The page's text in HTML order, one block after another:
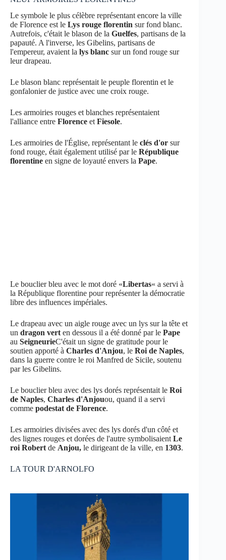
Le symbole le plus célèbre représentant encore la ville
de Florence est le Lys rouge florentin sur fond blanc.
Autrefois, c'était le blason de la Guelfes, partisans de la
papauté. A l'inverse, les Gibelins, partisans de
l'empereur, avaient la lys blanc sur un fond rouge sur
leur drapeau.
Le blason blanc représentait le peuple florentin et le
gonfalonier de justice avec une croix rouge.
Les armoiries rouges et blanches représentaient
l'alliance entre Florence et Fiesole.
Les armoiries de l'Église, représentant le clés d'or sur
fond rouge, était également utilisé par le République
florentine en signe de loyauté envers la Pape.
Le bouclier bleu avec le mot doré «Libertas« a servi à
la République florentine pour représenter la démocratie
libre des influences impériales.
Le drapeau avec un aigle rouge avec un lys sur la tête et
un dragon vert en dessous il a été donné par le Pape
au SeigneurieC'était un signe de gratitude pour le
soutien apporté à Charles d'Anjou, le Roi de Naples,
dans la guerre contre le roi Manfred de Sicile, soutenu
par les Gibelins.
Le bouclier bleu avec des lys dorés représentait le Roi
de Naples, Charles d'Anjouou, quand il a servi
comme podestat de Florence.
Les armoiries divisées avec des lys dorés d'un côté et
des lignes rouges et dorées de l'autre symbolisaient Le
roi Robert de Anjou, le dirigeant de la ville, en 1303.
LA TOUR D'ARNOLFO